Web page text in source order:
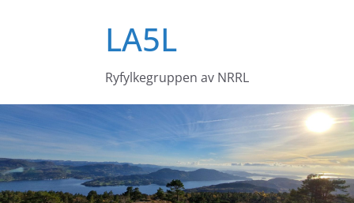
LA5L
Ryfylkegruppen av NRRL